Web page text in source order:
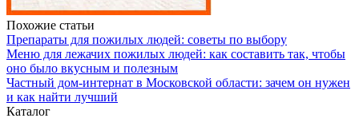
Похожие статьи
Препараты для пожилых людей: советы по выбору
Меню для лежачих пожилых людей: как составить так, чтобы
оно было вкусным и полезным
Частный дом-интернат в Московской области: зачем он нужен
и как найти лучший
Каталог